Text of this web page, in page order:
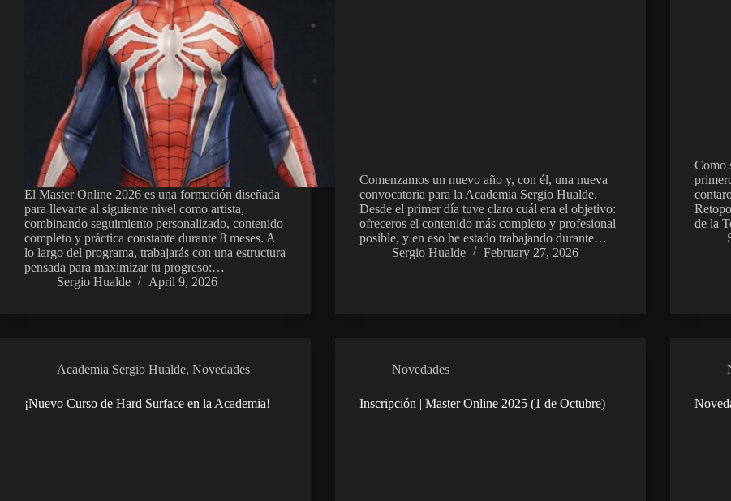
El Master Online 2026 es una formación diseñada
para llevarte al siguiente nivel como artista,
combinando seguimiento personalizado, contenido
completo y práctica constante durante 8 meses. A
lo largo del programa, trabajarás con una estructura
pensada para maximizar tu progreso:…
Sergio Hualde
April 9, 2026
Comenzamos un nuevo año y, con él, una nueva
convocatoria para la Academia Sergio Hualde.
Desde el primer día tuve claro cuál era el objetivo:
ofreceros el contenido más completo y profesional
posible, y en eso he estado trabajando durante…
Sergio Hualde
February 27, 2026
Como
de la
Academia Sergio Hualde, Novedades
¡Nuevo Curso de Hard Surface en la Academia!
Novedades
Inscripción | Master Online 2025 (1 de Octubre)